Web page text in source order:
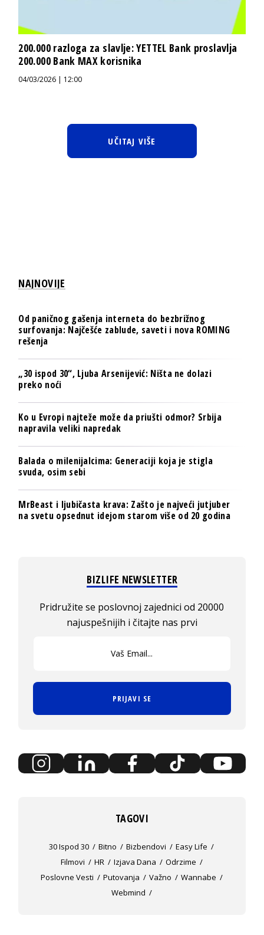
200.000 razloga za slavlje: YETTEL Bank proslavlja
200.000 Bank MAX korisnika
04/03/2026 | 12:00
UČITAJ VIŠE
NAJNOVIJE
Od paničnog gašenja interneta do bezbrižnog
surfovanja: Najčešće zablude, saveti i nova ROMING
rešenja
„30 ispod 30“, Ljuba Arsenijević: Ništa ne dolazi
preko noći
Ko u Evropi najteže može da priušti odmor? Srbija
napravila veliki napredak
Balada o milenijalcima: Generaciji koja je stigla
svuda, osim sebi
MrBeast i ljubičasta krava: Zašto je najveći jutjuber
na svetu opsednut idejom starom više od 20 godina
BIZLIFE NEWSLETTER
Pridružite se poslovnoj zajednici od 20000
najuspešnijih i čitajte nas prvi
PRIJAVI SE
TAGOVI
30 Ispod 30 Bitno Bizbendovi
Easy Life
Filmovi
HR Izjava Dana
Odrzime
Poslovne Vesti
Putovanja Važno
Wannabe
Webmind